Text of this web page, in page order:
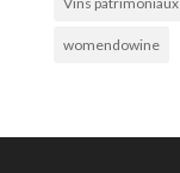
womendowine